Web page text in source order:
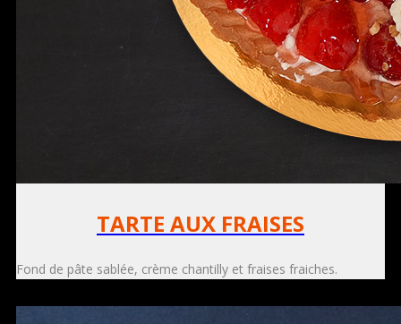
TARTE AUX FRAISES
Fond de pâte sablée, crème chantilly et fraises fraiches.